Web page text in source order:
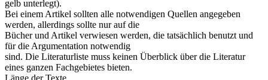
gelb unterlegt).
Bei einem Artikel sollten alle notwendigen Quellen angegeben
werden, allerdings sollte nur auf die
Bücher und Artikel verwiesen werden, die tatsächlich benutzt und
für die Argumentation notwendig
sind. Die Literaturliste muss keinen Überblick über die Literatur
eines ganzen Fachgebietes bieten.